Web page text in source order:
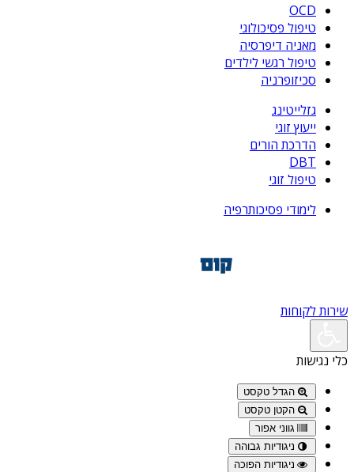
OCD
טיפול פסיכולוגי
מאניה דיפרסיה
טיפול רגשי לילדים
סכיזופרניה
גזלייטינג
ייעוץ זוגי
הדרכת הורים
DBT
טיפול זוגי
לימודי פסיכותרפיה
שירות לקוחות
כלי נגישות
הגדל טקסט
הקטן טקסט
גווני אפור
ניגודיות גבוהה
ניגודיות הפוכה